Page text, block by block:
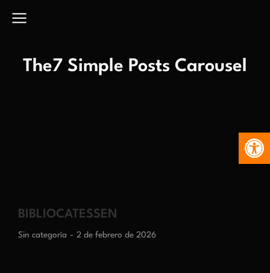
The7 Simple Posts Carousel
BIBLIOCATESSEN
Sin categoría 2 de febrero de 2026